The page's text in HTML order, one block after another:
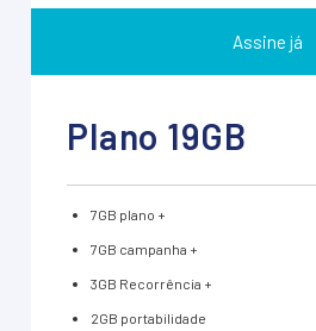
Assine já
Plano 19GB
7GB plano +
7GB campanha +
3GB Recorrência +
2GB portabilidade